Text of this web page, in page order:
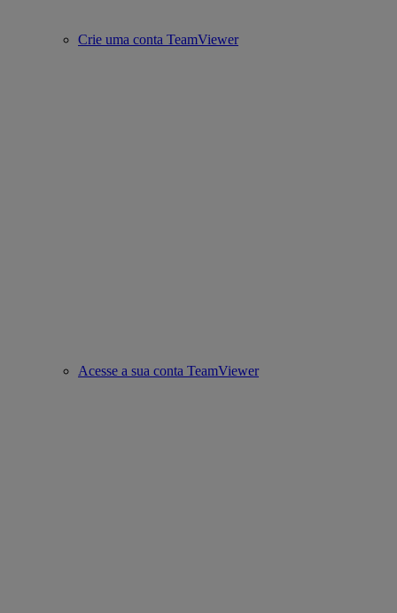
Crie uma conta TeamViewer
Acesse a sua conta TeamViewer